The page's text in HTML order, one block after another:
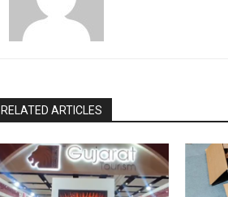
RELATED ARTICLES